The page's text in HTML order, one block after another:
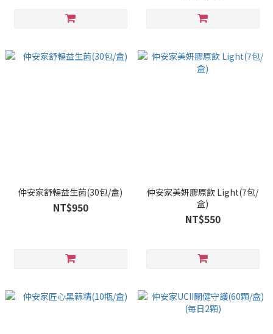
仲安家舒暢益生菌(30包/盒)
NT$950
仲安家美妍膠原飲 Light(7包/
盒)
NT$550